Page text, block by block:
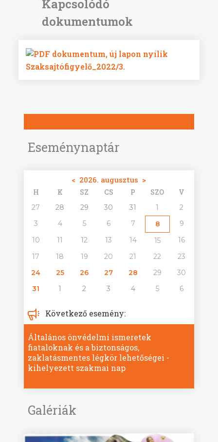
Eseménynaptár
< 2026. augusztus >
H K SZ CS P SZO V
27 28 29 30 31 1
2
3
4 5 6 7 8
9
10
11 12 13 14 15
16
17
18 19 20 21 22
23
24
25 26 27 28 29
30
31
1 2 3 4 5 6
Következő esemény:
Általános önvédelmi ismeretek
fiataloknak és a biztonságos,
zaklatásmentes légkör lehetőségei -
kihelyezett szakmai nap
Galériák
Szaksajtófigyelő_2022/3.